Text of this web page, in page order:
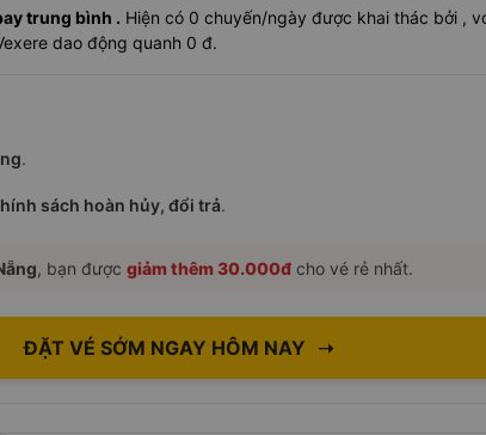
trung bình . Hiện có 0 chuyến/ngày được khai thác bởi ,
dao động quanh 0 đ.
.
sách hoàn hủy, đổi trả.
, bạn được giảm thêm 30.000đ cho vé rẻ nhất.
ĐẶT VÉ SỚM NGAY HÔM NAY ➝